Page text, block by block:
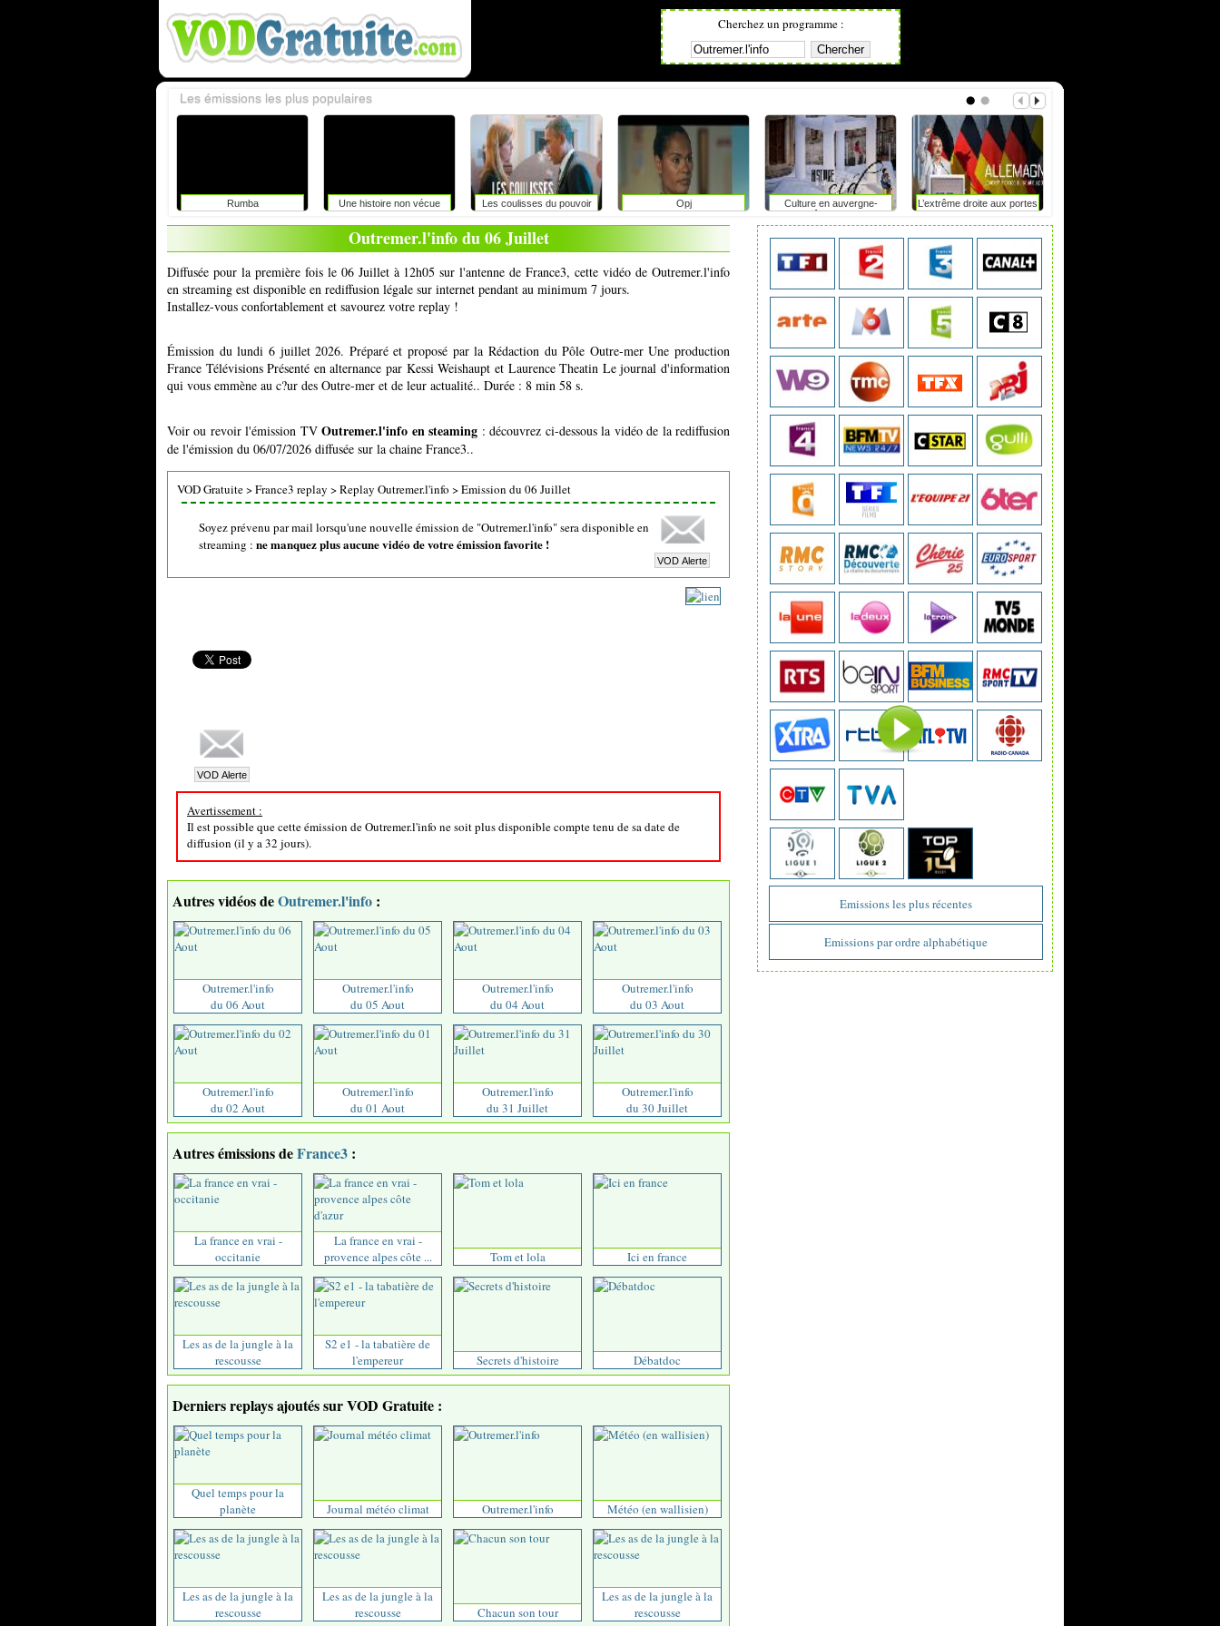
Cherchez un programme :
Rumba Une histoire non vécue Les coulisses du pouvoir Opj
Culture en auvergne-
rhône-alpes
L’extrême droite aux portes
du pouvoir en saxe-anhalt
?
Les émissions les plus populaires
Emissions les plus récentes
Emissions par ordre alphabétique
Outremer.l'info du 06 Juillet
Diffusée pour la première fois le 06 Juillet à 12h05 sur l'antenne de France3, cette vidéo de Outremer.l'info
en streaming est disponible en rediffusion légale sur internet pendant au minimum 7 jours.
Installez-vous confortablement et savourez votre replay !
Émission du lundi 6 juillet 2026. Préparé et proposé par la Rédaction du Pôle Outre-mer Une production
France Télévisions Présenté en alternance par Kessi Weishaupt et Laurence Theatin Le journal d'information
qui vous emmène au c?ur des Outre-mer et de leur actualité.. Durée : 8 min 58 s.
Voir ou revoir l'émission TVOutremer.l'info en steaming : découvrez ci-dessous la vidéo de la rediffusion
de l'émission du 06/07/2026 diffusée sur la chaine France3..
VOD Gratuite>France3 replay >Replay Outremer.l'info >Emission du 06 Juillet
Soyez prévenu par mail lorsqu'une nouvelle émission de "Outremer.l'info" sera disponible en
streaming : ne manquez plus aucune vidéo de votre émission favorite !
Avertissement :
Il est possible que cette émission de Outremer.l'info ne soit plus disponible compte tenu de sa date de
diffusion (il y a 32 jours).
Autres vidéos deOutremer.l'info :
Outremer.l'info
du 06 Aout
Outremer.l'info
du 05 Aout
Outremer.l'info
du 04 Aout
Outremer.l'info
du 03 Aout
Outremer.l'info
du 02 Aout
Outremer.l'info
du 01 Aout
Outremer.l'info
du 31 Juillet
Outremer.l'info
du 30 Juillet
Autres émissions deFrance3 :
La france en vrai -
occitanie
La france en vrai -
provence alpes côte ...
Tom et lola Ici en france
Les as de la jungle à la
rescousse
S2 e1 - la tabatière de
l'empereur
Secrets d'histoire Débatdoc
Derniers replays ajoutés sur VOD Gratuite :
Quel temps pour la
planète
Journal météo climat Outremer.l'info Météo (en wallisien)
Les as de la jungle à la
rescousse
Les as de la jungle à la
rescousse
Chacun son tour
Les as de la jungle à la
rescousse